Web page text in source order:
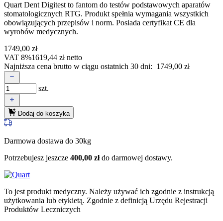
Quart Dent Digitest to fantom do testów podstawowych aparatów
stomatologicznych RTG. Produkt spełnia wymagania wszystkich
obowiązujących przepisów i norm. Posiada certyfikat CE dla
wyrobów medycznych.
1749,00 zł
VAT 8%1619,44 złnetto
Najniższa cena brutto w ciągu ostatnich 30 dni: 1749,00 zł
szt.
Dodaj do koszyka
Darmowa dostawa do 30kg
Potrzebujesz jeszcze 400,00 złdo darmowej dostawy.
To jest produkt medyczny. Należy używać ich zgodnie z instrukcją
użytkowania lub etykietą. Zgodnie z definicją Urzędu Rejestracji
Produktów Leczniczych